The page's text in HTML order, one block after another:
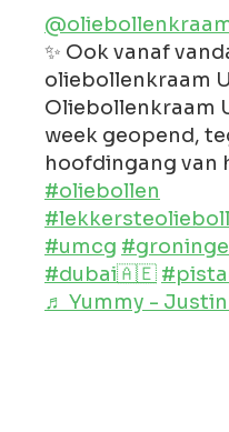
✨ Ook vanaf
oliebollenkraam
Oliebollenkraam
week geopend,
hoofdingang van
#oliebollen
#umcg
#dubai🇦🇪
♬ Yummy -